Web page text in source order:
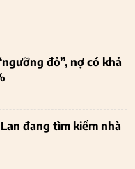
đỏ”, nợ có khả
đang tìm kiếm nhà